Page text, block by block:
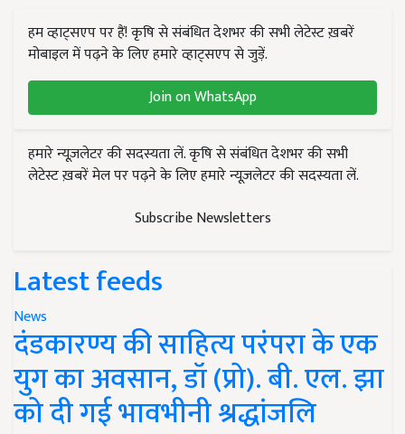
हम व्हाट्सएप पर हैं! कृषि से संबंधित देशभर की सभी लेटेस्ट ख़बरें
मोबाइल में पढ़ने के लिए हमारे व्हाट्सएप से जुड़ें.
Join on WhatsApp
हमारे न्यूज़लेटर की सदस्यता लें. कृषि से संबंधित देशभर की सभी
लेटेस्ट ख़बरें मेल पर पढ़ने के लिए हमारे न्यूज़लेटर की सदस्यता लें.
Subscribe Newsletters
Latest feeds
News
दंडकारण्य की साहित्य परंपरा के एक
युग का अवसान, डॉ (प्रो). बी. एल. झा
को दी गई भावभीनी श्रद्धांजलि